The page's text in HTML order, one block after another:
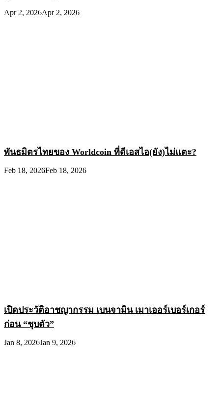
Apr 2, 2026Apr 2, 2026
พันธมิตรไทยของ Worldcoin ที่ดีเอสไอ(ยัง)ไม่แตะ?
Feb 18, 2026Feb 18, 2026
เปิดประวัติอาชญากรรม เบนจามิน เมาเออร์เบอร์เกอร์
ก่อน “ชุบตัว”
Jan 8, 2026Jan 9, 2026